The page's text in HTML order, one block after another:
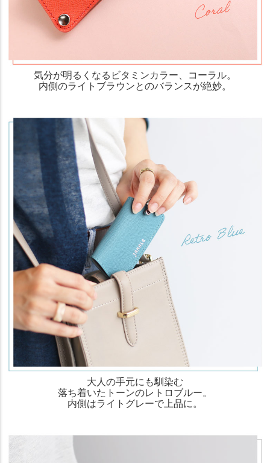
気分が明るくなるビタミンカラー、コーラル。
内側のライトブラウンとのバランスが絶妙。
大人の手元にも馴染む
落ち着いたトーンのレトロブルー。
内側はライトグレーで上品に。